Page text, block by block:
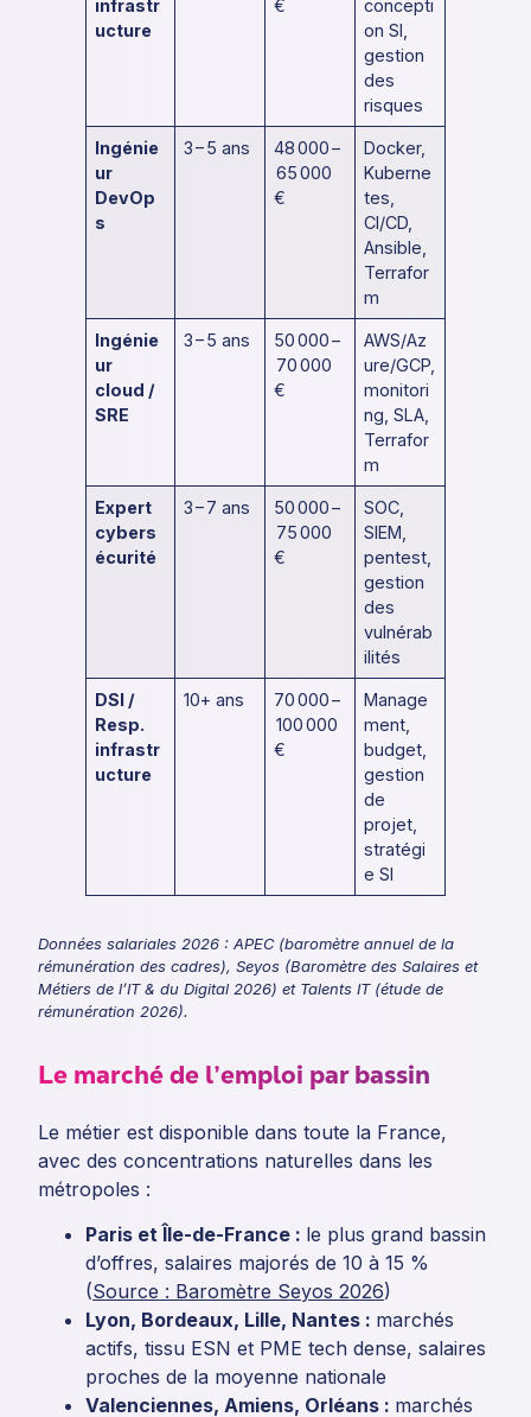
infrastr
ucture
€
concepti
on SI,
gestion
des
risques
Ingénie
ur
DevOp
s
3 – 5 ans
48 000 –
65 000
€
Docker,
Kuberne
tes,
CI/CD,
Ansible,
Terrafor
m
Ingénie
ur
cloud /
SRE
3 – 5 ans
50 000 –
70 000
€
AWS/Az
ure/GCP,
monitori
ng, SLA,
Terrafor
m
Expert
cybers
écurité
3 – 7 ans
50 000 –
75 000
€
SOC,
SIEM,
pentest,
gestion
des
vulnérab
ilités
DSI /
Resp.
infrastr
ucture
10+ ans
70 000 –
100 000
€
Manage
ment,
budget,
gestion
de
projet,
stratégi
e SI
Données salariales 2026 : APEC (baromètre annuel de la
rémunération des cadres), Seyos (Baromètre des Salaires et
Métiers de l’IT & du Digital 2026) et Talents IT (étude de
rémunération 2026).
Le marché de l’emploi par bassin
Le métier est disponible dans toute la France,
avec des concentrations naturelles dans les
métropoles :
Paris et Île-de-France : le plus grand bassin
d’offres, salaires majorés de 10 à 15 %
(Source : Baromètre Seyos 2026)
Lyon, Bordeaux, Lille, Nantes : marchés
actifs, tissu ESN et PME tech dense, salaires
proches de la moyenne nationale
Valenciennes, Amiens, Orléans : marchés